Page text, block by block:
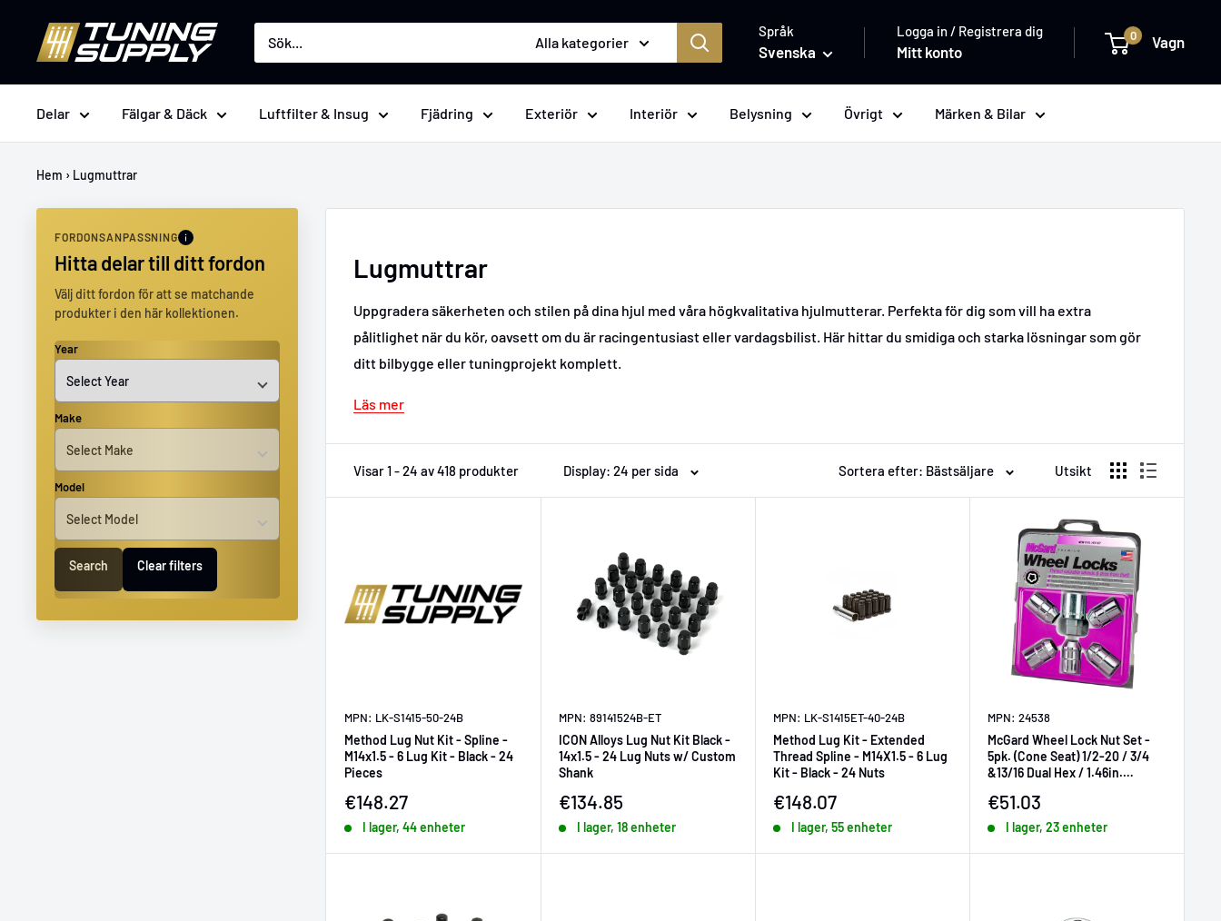
innehåll
Tuningsupply Alla kategorier
Språk
Svenska
Logga in / Registrera dig
Mitt konto
0 Vagn
Delar Fälgar & Däck Luftfilter & Insug Fjädring Exteriör Interiör Belysning Övrigt Märken & Bilar
Hem › Lugmuttrar
FORDONSANPASSNING
Hitta delar till ditt fordon
Välj ditt fordon för att se matchande
produkter i den här kollektionen.
Year
Make
Model
Search Clear filters
Lugmuttrar
Uppgradera säkerheten och stilen på dina hjul med våra högkvalitativa hjulmutterar. Perfekta för dig som vill ha extra
pålitlighet när du kör, oavsett om du är racingentusiast eller vardagsbilist. Här hittar du smidiga och starka lösningar som gör
ditt bilbygge eller tuningprojekt komplett.
Läs mer
Visar 1 - 24 av 418 produkter Display: 24 per sida Sortera efter: Bästsäljare Utsikt
MPN: LK-S1415-50-24B
Method Lug Nut Kit - Spline -
M14x1.5 - 6 Lug Kit - Black - 24
Pieces
Försäljningspris
€148.27
I lager, 44 enheter
MPN: 89141524B-ET
ICON Alloys Lug Nut Kit Black -
14x1.5 - 24 Lug Nuts w/ Custom
Shank
Försäljningspris
€134.85
I lager, 18 enheter
MPN: LK-S1415ET-40-24B
Method Lug Kit - Extended
Thread Spline - M14X1.5 - 6 Lug
Kit - Black - 24 Nuts
Försäljningspris
€148.07
I lager, 55 enheter
MPN: 24538
McGard Wheel Lock Nut Set -
5pk. (Cone Seat) 1/2-20 / 3/4
&13/16 Dual Hex / 1.46in.
Försäljningspris
€51.03
I lager, 23 enheter